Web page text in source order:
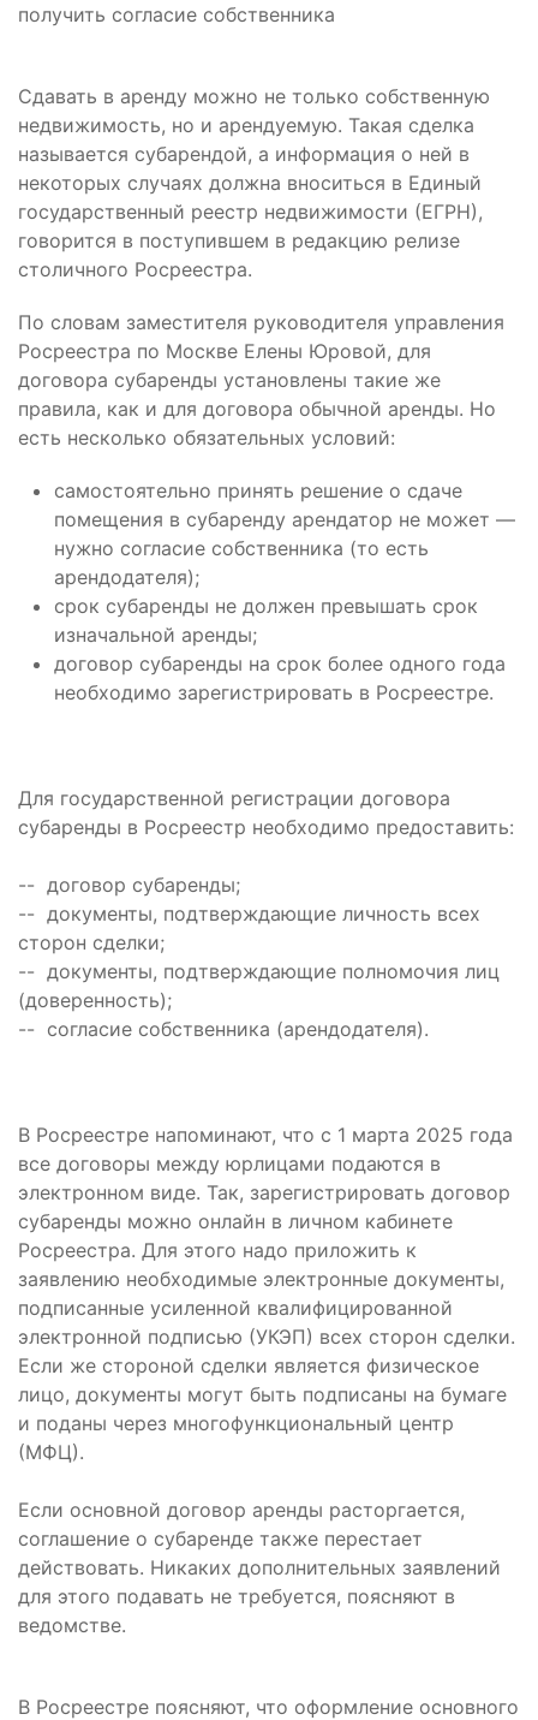
получить согласие собственника
Сдавать в аренду можно не только собственную
недвижимость, но и арендуемую. Такая сделка
называется субарендой, а информация о ней в
некоторых случаях должна вноситься в Единый
государственный реестр недвижимости (ЕГРН),
говорится в поступившем в редакцию релизе
столичного Росреестра.
По словам заместителя руководителя управления
Росреестра по Москве Елены Юровой, для
договора субаренды установлены такие же
правила, как и для договора обычной аренды. Но
есть несколько обязательных условий:
самостоятельно принять решение о сдаче
помещения в субаренду арендатор не может —
нужно согласие собственника (то есть
арендодателя);
срок субаренды не должен превышать срок
изначальной аренды;
договор субаренды на срок более одного года
необходимо зарегистрировать в Росреестре.
Для государственной регистрации договора
субаренды в Росреестр необходимо предоставить:
-- договор субаренды;
-- документы, подтверждающие личность всех
сторон сделки;
-- документы, подтверждающие полномочия лиц
(доверенность);
-- согласие собственника (арендодателя).
В Росреестре напоминают, что с 1 марта 2025 года
все договоры между юрлицами подаются в
электронном виде. Так, зарегистрировать договор
субаренды можно онлайн в личном кабинете
Росреестра. Для этого надо приложить к
заявлению необходимые электронные документы,
подписанные усиленной квалифицированной
электронной подписью (УКЭП) всех сторон сделки.
Если же стороной сделки является физическое
лицо, документы могут быть подписаны на бумаге
и поданы через многофункциональный центр
(МФЦ).
Если основной договор аренды расторгается,
соглашение о субаренде также перестает
действовать. Никаких дополнительных заявлений
для этого подавать не требуется, поясняют в
ведомстве.
В Росреестре поясняют, что оформление основного